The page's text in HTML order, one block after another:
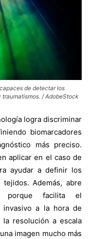
de detectar los
traumatismos. / AdobeStock
logra discriminar
biomarcadores
más preciso.
aplicar en el caso de
ayudar a definir los
Además, abre
porque facilita el
a la hora de
resolución a escala
imagen mucho más